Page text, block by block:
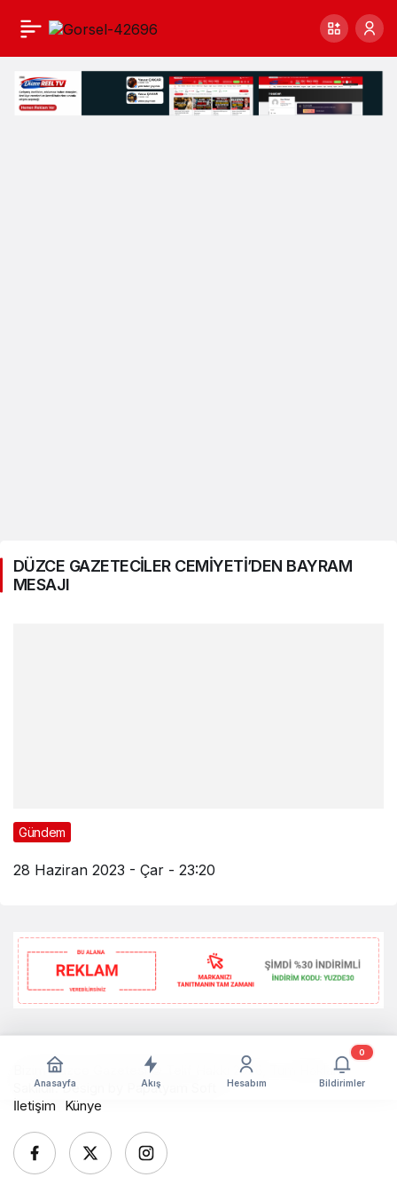
DÜZCE
GAZETECİLER
CEMİYETİ’DEN
DÜZCE GAZETECİLER CEMİYETİ’DEN BAYRAM
MESAJI
Gündem
28 Haziran 2023 - Çar - 23:20
Anasayfa Akış Hesabım Bildirimler
0
Bizim Düzce Gazetesi © Telif Hakkı 2026, Tüm Hakları
Saklıdır. Design by
Papatyam Soft
İletişim
Künye